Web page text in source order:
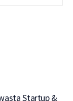
Startup &